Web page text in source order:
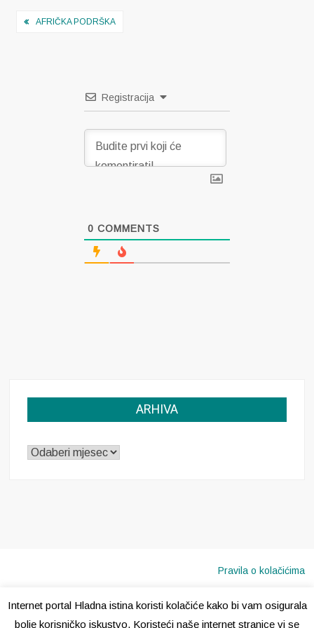
Navigacija
AFRIČKA PODRŠKA
Registracija
0 COMMENTS
ARHIVA
ARHIVA
Pravila o kolačićima
Internet portal Hladna istina koristi kolačiće kako bi vam osigurala
bolje korisničko iskustvo. Koristeći naše internet stranice vi se
Copyright © 2020 · Sva prava pridržana · Hladna Istina